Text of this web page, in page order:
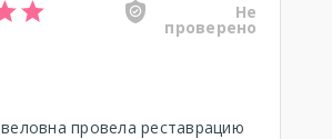
Не
проверено
провела реставрацию